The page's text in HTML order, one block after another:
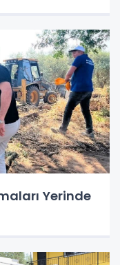
Yerinde